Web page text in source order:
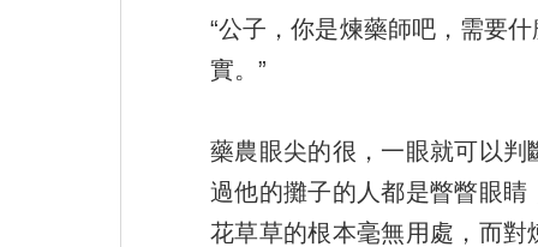
“公子，你是煉藥師吧，需要
實。”
藥農眼尖的很，一眼就可以
過他的攤子的人都是瞥瞥眼
花草草的根本毫無用處，而